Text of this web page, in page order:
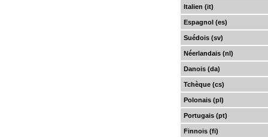
Italien (it)
Espagnol (es)
Suédois (sv)
Néerlandais (nl)
Danois (da)
Tchèque (cs)
Polonais (pl)
Portugais (pt)
Finnois (fi)